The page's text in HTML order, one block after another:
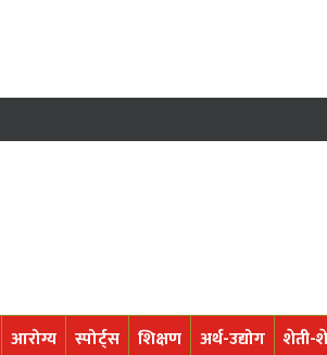
आरोग्य स्पोर्ट्स शिक्षण अर्थ-उद्योग शेती-